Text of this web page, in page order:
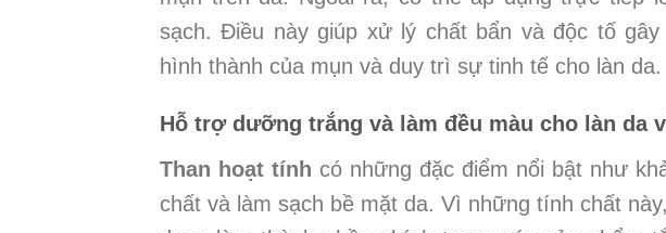
sạch. Điều này giúp xử lý chất bẩn và độc tố
hình thành của mụn và duy trì sự tinh tế cho làn da.
Hỗ trợ dưỡng trắng và làm đều màu cho làn da
Than hoạt tính có những đặc điểm nổi bật như
chất và làm sạch bề mặt da. Vì những tính chất